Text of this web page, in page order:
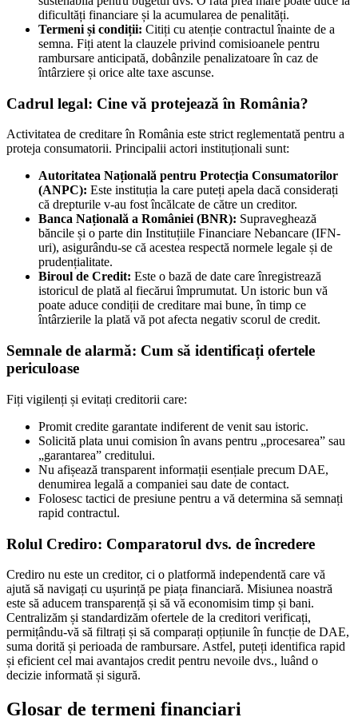
dificultăți financiare și la acumularea de penalități.
Termeni și condiții: Citiți cu atenție contractul înainte de a
semna. Fiți atent la clauzele privind comisioanele pentru
rambursare anticipată, dobânzile penalizatoare în caz de
întârziere și orice alte taxe ascunse.
Cadrul legal: Cine vă protejează în România?
Activitatea de creditare în România este strict reglementată pentru a
proteja consumatorii. Principalii actori instituționali sunt:
Autoritatea Națională pentru Protecția Consumatorilor
(ANPC): Este instituția la care puteți apela dacă considerați
că drepturile v-au fost încălcate de către un creditor.
Banca Națională a României (BNR): Supraveghează
băncile și o parte din Instituțiile Financiare Nebancare (IFN-
uri), asigurându-se că acestea respectă normele legale și de
prudențialitate.
Biroul de Credit: Este o bază de date care înregistrează
istoricul de plată al fiecărui împrumutat. Un istoric bun vă
poate aduce condiții de creditare mai bune, în timp ce
întârzierile la plată vă pot afecta negativ scorul de credit.
Semnale de alarmă: Cum să identificați ofertele
periculoase
Fiți vigilenți și evitați creditorii care:
Promit credite garantate indiferent de venit sau istoric.
Solicită plata unui comision în avans pentru „procesarea” sau
„garantarea” creditului.
Nu afișează transparent informații esențiale precum DAE,
denumirea legală a companiei sau date de contact.
Folosesc tactici de presiune pentru a vă determina să semnați
rapid contractul.
Rolul Crediro: Comparatorul dvs. de încredere
Crediro nu este un creditor, ci o platformă independentă care vă
ajută să navigați cu ușurință pe piața financiară. Misiunea noastră
este să aducem transparență și să vă economisim timp și bani.
Centralizăm și standardizăm ofertele de la creditori verificați,
permițându-vă să filtrați și să comparați opțiunile în funcție de DAE,
suma dorită și perioada de rambursare. Astfel, puteți identifica rapid
și eficient cel mai avantajos credit pentru nevoile dvs., luând o
decizie informată și sigură.
Glosar de termeni financiari